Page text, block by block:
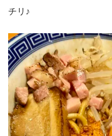
チリ♪